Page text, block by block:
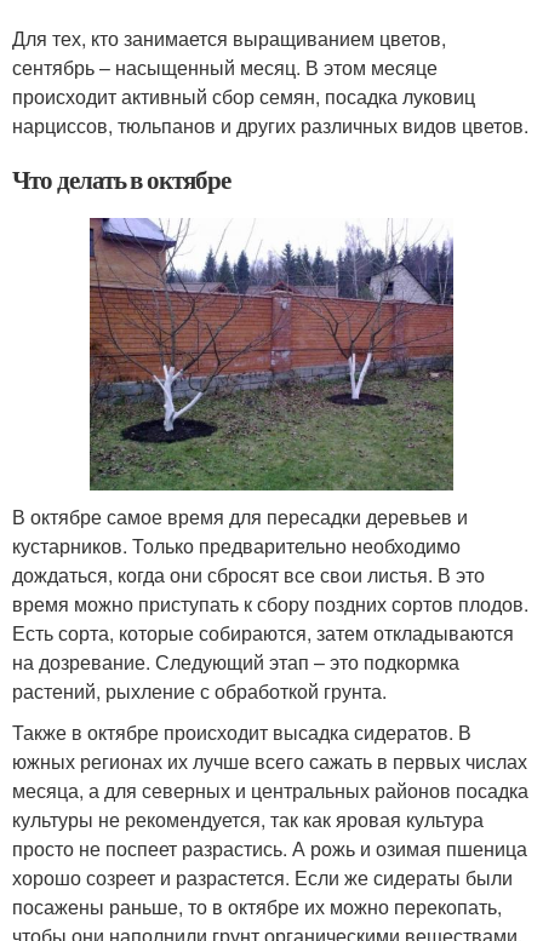
Для тех, кто занимается выращиванием цветов,
сентябрь – насыщенный месяц. В этом месяце
происходит активный сбор семян, посадка луковиц
нарциссов, тюльпанов и других различных видов цветов.
Что делать в октябре
В октябре самое время для пересадки деревьев и
кустарников. Только предварительно необходимо
дождаться, когда они сбросят все свои листья. В это
время можно приступать к сбору поздних сортов плодов.
Есть сорта, которые собираются, затем откладываются
на дозревание. Следующий этап – это подкормка
растений, рыхление с обработкой грунта.
Также в октябре происходит высадка сидератов. В
южных регионах их лучше всего сажать в первых числах
месяца, а для северных и центральных районов посадка
культуры не рекомендуется, так как яровая культура
просто не поспеет разрастись. А рожь и озимая пшеница
хорошо созреет и разрастется. Если же сидераты были
посажены раньше, то в октябре их можно перекопать,
чтобы они наполнили грунт органическими веществами.